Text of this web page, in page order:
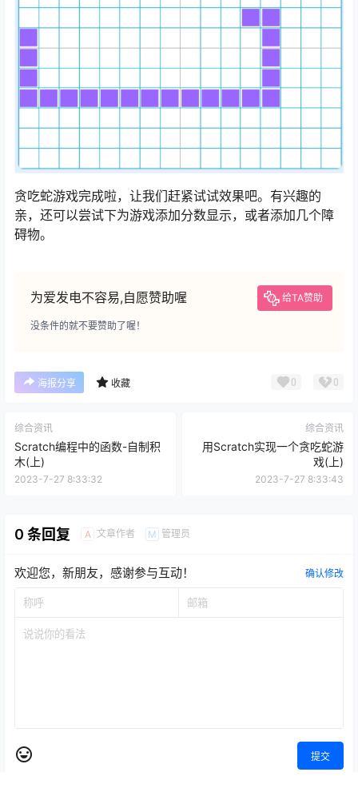
贪吃蛇游戏完成啦，让我们赶紧试试效果吧。有兴趣的
亲，还可以尝试下为游戏添加分数显示，或者添加几个障
碍物。
为爱发电不容易,自愿赞助喔 给TA赞助
没条件的就不要赞助了喔！
海报分享 收藏 0 0
综合资讯
Scratch编程中的函数-自制积
木(上)
2023-7-27 8:33:32
综合资讯
用Scratch实现一个贪吃蛇游
戏(上)
2023-7-27 8:33:43
0 条回复 A 文章作者 M 管理员
欢迎您，新朋友，感谢参与互动！ 确认修改
提交